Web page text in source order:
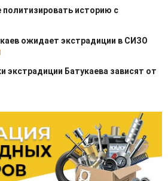
политизировать историю с
ожидает экстрадиции в СИЗО
экстрадиции Батукаева зависят от